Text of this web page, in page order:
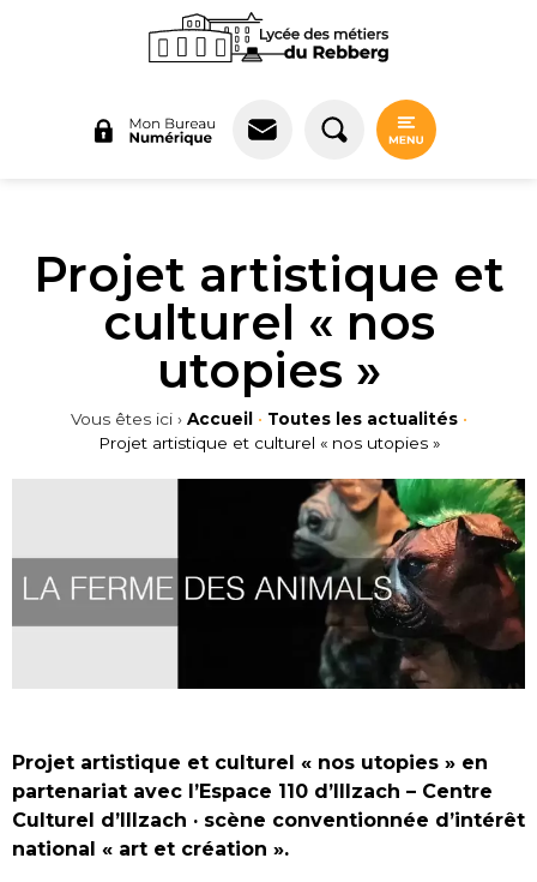
Projet artistique et
culturel « nos
utopies »
Vous êtes ici › Accueil • Toutes les actualités•
Projet artistique et culturel « nos utopies »
Projet artistique et culturel « nos utopies » en
partenariat avec l’Espace 110 d’Illzach – Centre
Culturel d’Illzach · scène conventionnée d’intérêt
national « art et création ».
Panneau de gestion des cookies